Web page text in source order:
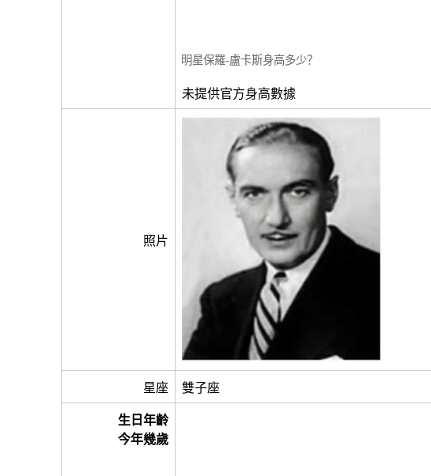
明星保羅-盧卡斯身高多少？
未提供官方身高數據
照片
星座 雙子座
生日年齡
今年幾歲